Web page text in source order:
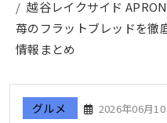
越谷レイクサイド
苺のフラットブレッドを徹
情報まとめ
グルメ 2026年06月